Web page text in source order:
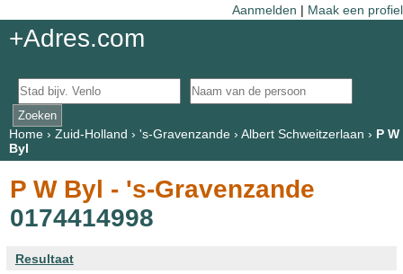
Aanmelden | Maak een profiel
+Adres.com
Home› Zuid-Holland › 's-Gravenzande› Albert Schweitzerlaan › P W
Byl
P W Byl - 's-Gravenzande
0174414998
Resultaat